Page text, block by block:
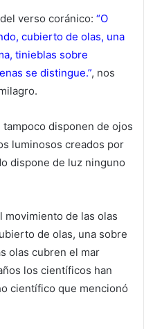
verso coránico: “O
cubierto de olas, una
tinieblas sobre
se distingue.”, nos
disponen de ojos
luminosos creados por
dispone de luz ninguno
movimiento de las olas
de olas, una sobre
olas cubren el mar
los científicos han
científico que mencionó